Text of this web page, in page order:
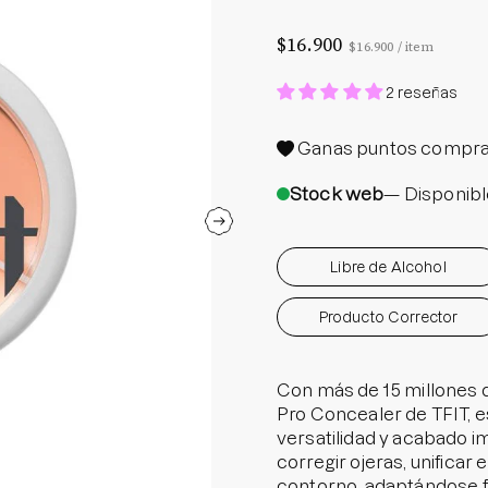
Parche
Rastrear
Parches
$16.900 Precio por unidad
$16.900 /por
item
2 reseñas
Ganas puntos
Stock web—
Libre de Alcohol
Producto Corrector
Con más de 15 millones
Pro Concealer de TFIT,
versatilidad y acabado
corregir ojeras, unificar